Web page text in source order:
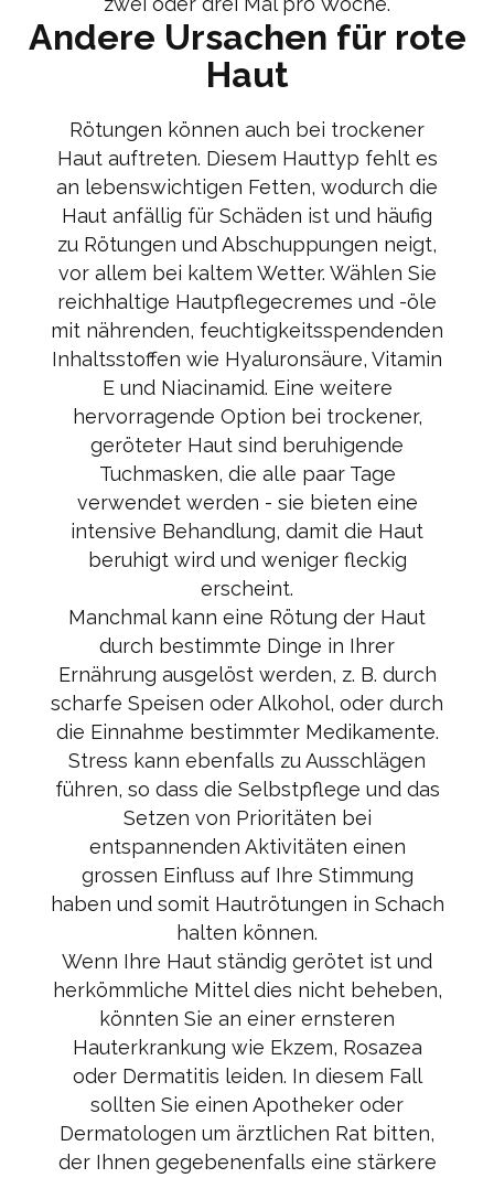
Andere Ursachen für rote
Haut
Rötungen können auch bei trockener
Haut auftreten. Diesem Hauttyp fehlt es
an lebenswichtigen Fetten, wodurch die
Haut anfällig für Schäden ist und häufig
zu Rötungen und Abschuppungen neigt,
vor allem bei kaltem Wetter. Wählen Sie
reichhaltige Hautpflegecremes und -öle
mit nährenden, feuchtigkeitsspendenden
Inhaltsstoffen wie Hyaluronsäure, Vitamin
E und Niacinamid. Eine weitere
hervorragende Option bei trockener,
geröteter Haut sind beruhigende
Tuchmasken, die alle paar Tage
verwendet werden - sie bieten eine
intensive Behandlung, damit die Haut
beruhigt wird und weniger fleckig
erscheint.
Manchmal kann eine Rötung der Haut
durch bestimmte Dinge in Ihrer
Ernährung ausgelöst werden, z. B. durch
scharfe Speisen oder Alkohol, oder durch
die Einnahme bestimmter Medikamente.
Stress kann ebenfalls zu Ausschlägen
führen, so dass die Selbstpflege und das
Setzen von Prioritäten bei
entspannenden Aktivitäten einen
grossen Einfluss auf Ihre Stimmung
haben und somit Hautrötungen in Schach
halten können.
Wenn Ihre Haut ständig gerötet ist und
herkömmliche Mittel dies nicht beheben,
könnten Sie an einer ernsteren
Hauterkrankung wie Ekzem, Rosazea
oder Dermatitis leiden. In diesem Fall
sollten Sie einen Apotheker oder
Dermatologen um ärztlichen Rat bitten,
der Ihnen gegebenenfalls eine stärkere